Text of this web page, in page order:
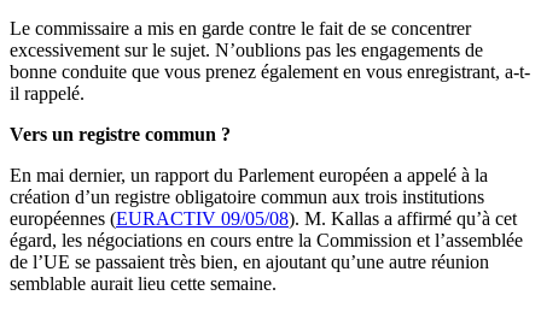
Le commissaire a mis en garde contre le fait de se concentrer
excessivement sur le sujet. N’oublions pas les engagements de
bonne conduite que vous prenez également en vous enregistrant, a-t-
il rappelé.
Vers un registre commun ?
En mai dernier, un rapport du Parlement européen a appelé à la
création d’un registre obligatoire commun aux trois institutions
européennes (EURACTIV 09/05/08). M. Kallas a affirmé qu’à cet
égard, les négociations en cours entre la Commission et l’assemblée
de l’UE se passaient très bien, en ajoutant qu’une autre réunion
semblable aurait lieu cette semaine.